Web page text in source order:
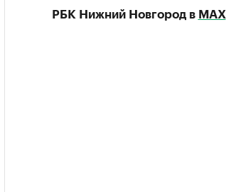
РБК Нижний Новгород в МАХ